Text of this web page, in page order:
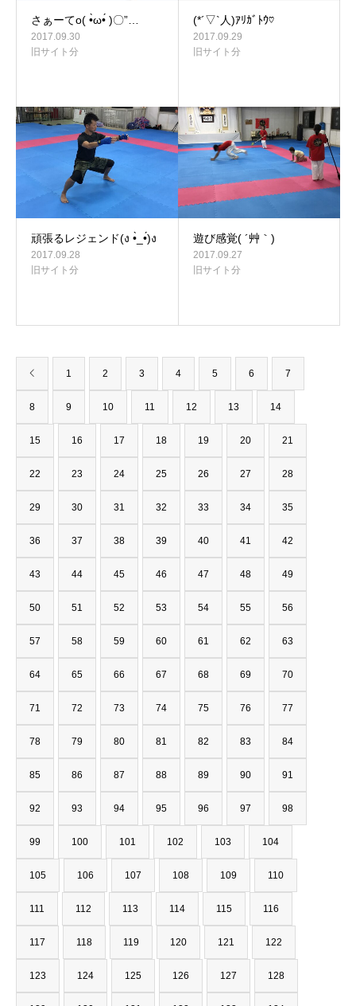
さぁーてo( •̀ω•́ )〇”…
2017.09.30
旧サイト分
(*´▽`人)ｱﾘｶﾞﾄｳ♡
2017.09.29
旧サイト分
頑張るレジェンド(ง •̀_•́)ง
2017.09.28
旧サイト分
遊び感覚( ´艸｀)
2017.09.27
旧サイト分
1 2 3 4 5 6 7
8 9 10 11 12 13 14
15 16 17 18 19 20 21
22 23 24 25 26 27 28
29 30 31 32 33 34 35
36 37 38 39 40 41 42
43 44 45 46 47 48 49
50 51 52 53 54 55 56
57 58 59 60 61 62 63
64 65 66 67 68 69 70
71 72 73 74 75 76 77
78 79 80 81 82 83 84
85 86 87 88 89 90 91
92 93 94 95 96 97 98
99 100 101 102 103 104
105 106 107 108 109 110
111 112 113 114 115 116
117 118 119 120 121 122
123 124 125 126 127 128